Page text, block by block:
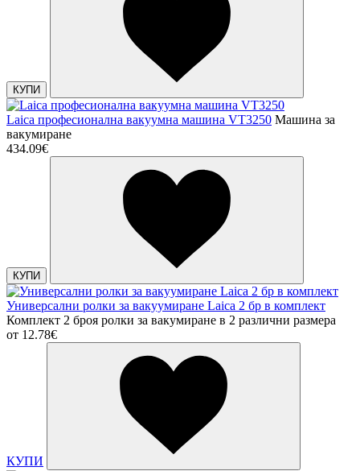
КУПИ
Laica професионална вакуумна машина VT3250 Машина за
вакумиране
434.09€
КУПИ
Универсални ролки за вакуумиране Laica 2 бр в комплект
Комплект 2 броя ролки за вакумиране в 2 различни размера
от 12.78€
КУПИ